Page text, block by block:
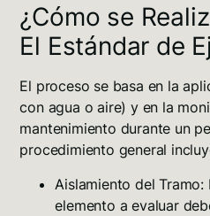
¿Cómo se
El Estándar de
El proceso se basa en la
con agua o aire) y en la
mantenimiento durante un
procedimiento general
Aislamiento del Tramo:
elemento a evaluar